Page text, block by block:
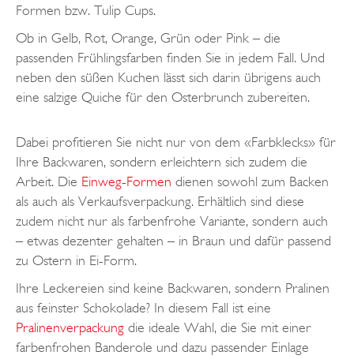
Formen bzw. Tulip Cups.
Ob in Gelb, Rot, Orange, Grün oder Pink – die
passenden Frühlingsfarben finden Sie in jedem Fall. Und
neben den süßen Kuchen lässt sich darin übrigens auch
eine salzige Quiche für den Osterbrunch zubereiten.
Dabei profitieren Sie nicht nur von dem «Farbklecks» für
Ihre Backwaren, sondern erleichtern sich zudem die
Arbeit. Die Einweg-Formen dienen sowohl zum Backen
als auch als Verkaufsverpackung. Erhältlich sind diese
zudem nicht nur als farbenfrohe Variante, sondern auch
– etwas dezenter gehalten – in Braun und dafür passend
zu Ostern in Ei-Form.
Ihre Leckereien sind keine Backwaren, sondern Pralinen
aus feinster Schokolade? In diesem Fall ist eine
Pralinenverpackung die ideale Wahl, die Sie mit einer
farbenfrohen Banderole und dazu passender Einlage